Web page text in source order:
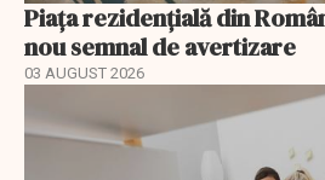
Piața rezidențială din
nou semnal de avertizare
03 AUGUST 2026